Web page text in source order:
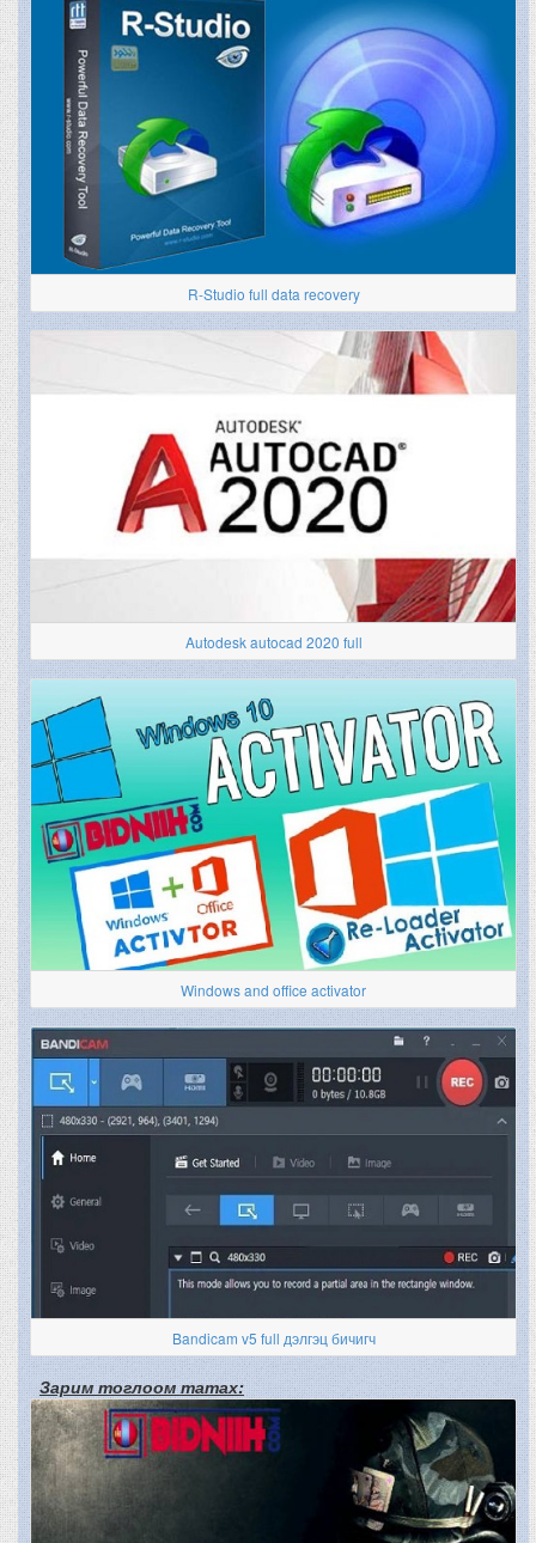
R-Studio full data recovery
Autodesk autocad 2020 full
Windows and office activator
Bandicam v5 full дэлгэц бичигч
Зарим тоглоом татах: